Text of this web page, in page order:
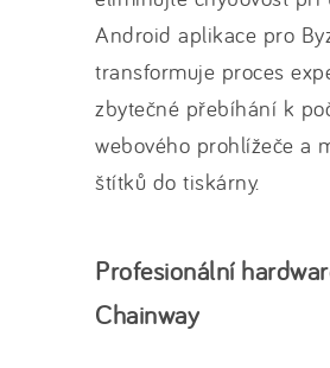
Android aplikace pro
transformuje proces
zbytečné přebíhání k
webového prohlížeče a
štítků do tiskárny.
Profesionální
Chainway